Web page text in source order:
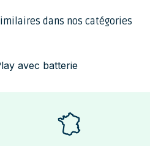
dans nos catégories
avec batterie